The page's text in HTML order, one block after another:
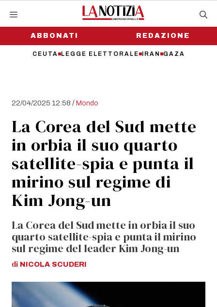
contenutoABBONATI
CEUTA LEGGE ELETTORALE IRAN GAZA
REDAZIONE
22/04/2025 12:58 /Mondo
La Corea del Sud mette
in orbia il suo quarto
satellite-spia e punta il
mirino sul regime di
Kim Jong-un
La Corea del Sud mette in orbia il suo
quarto satellite-spia e punta il mirino
sul regime del leader Kim Jong-un
di NICOLA SCUDERI